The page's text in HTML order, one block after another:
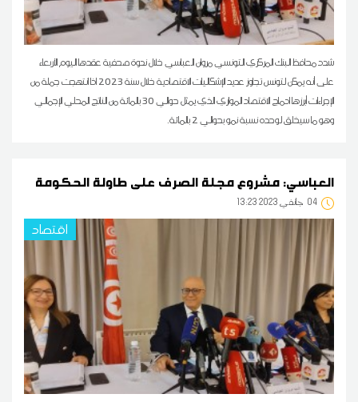
شدد محافظ البنك المركزي التونسي مروان العباسي خلال ندوة صحفية عقدها اليوم الأربعاء
على أنه يمكن لتونس تجاوز عديد الإشكاليات الاقتصادية خلال سنة 2023 اذا انتهجت جملة من
الإجراءات أبرزها ادماج الاقتصاد الموازي الذي يمثل حوالي 30 بالمائة من الناتج المحلي الإجمالي
وهو ما سيخلق لوحده نسبة نمو بحوالي 2 بالمائة.
العباسي: مشروع مجلة الصرف على طاولة الحكومة
04 13:23 2023 جانفي
اقتصاد